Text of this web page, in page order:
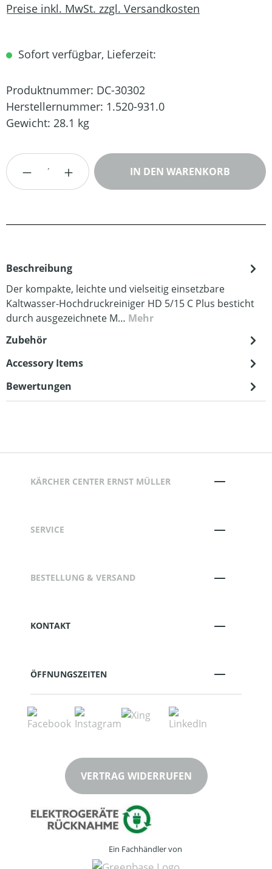
Preise inkl. MwSt. zzgl. Versandkosten
Sofort verfügbar, Lieferzeit:
Produktnummer: DC-30302
Herstellernummer: 1.520-931.0
Gewicht: 28.1 kg
Produkt Anzahl: Gib den gewünschten
IN DEN WARENKORB
Beschreibung
Der kompakte, leichte und vielseitig einsetzbare
Kaltwasser-Hochdruckreiniger HD 5/15 C Plus besticht
durch ausgezeichnete M… Mehr
Zubehör
Accessory Items
Bewertungen
KÄRCHER CENTER ERNST MÜLLER
SERVICE
BESTELLUNG & VERSAND
KONTAKT
ÖFFNUNGSZEITEN
VERTRAG WIDERRUFEN
Ein Fachhändler von